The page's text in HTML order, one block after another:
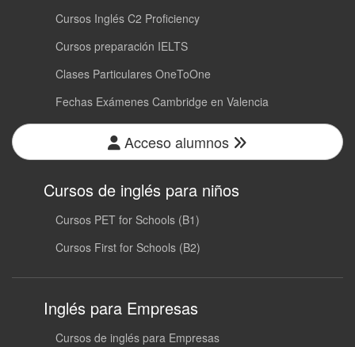
Cursos Inglés C2 Proficiency
Cursos preparación IELTS
Clases Particulares OneToOne
Fechas Exámenes Cambridge en Valencia
Acceso alumnos
Cursos de inglés para niños
Cursos PET for Schools (B1)
Cursos First for Schools (B2)
Inglés para Empresas
Cursos de inglés para Empresas